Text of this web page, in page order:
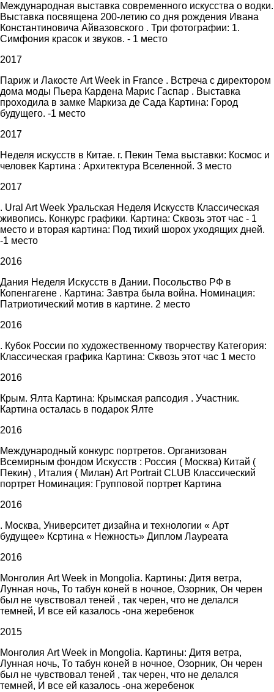
Международная выставка современного искусства о водки.
Выставка посвящена 200-летию со дня рождения Ивана
Константиновича Айвазовского . Три фотографии: 1.
Симфония красок и звуков. - 1 место
2017
Париж и Лакосте Art Week in France . Встреча с директором
дома моды Пьера Кардена Марис Гаспар . Выставка
проходила в замке Маркиза де Сада Картина: Город
будущего. -1 место
2017
Неделя искусств в Китае. г. Пекин Тема выставки: Космос и
человек Картина : Архитектура Вселенной. 3 место
2017
. Ural Art Week Уральская Неделя Искусств Классическая
живопись. Конкурс графики. Картина: Сквозь этот час - 1
место и вторая картина: Под тихий шорох уходящих дней.
-1 место
2016
Дания Неделя Искусств в Дании. Посольство РФ в
Копенгагене . Картина: Завтра была война. Номинация:
Патриотический мотив в картине. 2 место
2016
. Кубок России по художественному творчеству Категория:
Классическая графика Картина: Сквозь этот час 1 место
2016
Крым. Ялта Картина: Крымская рапсодия . Участник.
Картина осталась в подарок Ялте
2016
Международный конкурс портретов. Организован
Всемирным фондом Искусств : Россия ( Москва) Китай (
Пекин) , Италия ( Милан) Art Portrait CLUB Классический
портрет Номинация: Групповой портрет Картина
2016
. Москва, Университет дизайна и технологии « Арт
будущее» Ксртина « Нежность» Диплом Лауреата
2016
Монголия Art Week in Mongolia. Картины: Дитя ветра,
Лунная ночь, То табун коней в ночное, Озорник, Он черен
был не чувствовал теней , так черен, что не делался
темней, И все ей казалось -она жеребенок
2015
Монголия Art Week in Mongolia. Картины: Дитя ветра,
Лунная ночь, То табун коней в ночное, Озорник, Он черен
был не чувствовал теней , так черен, что не делался
темней, И все ей казалось -она жеребенок